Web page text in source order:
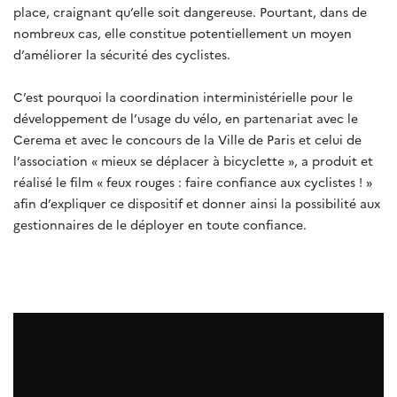
place, craignant qu’elle soit dangereuse. Pourtant, dans de
nombreux cas, elle constitue potentiellement un moyen
d’améliorer la sécurité des cyclistes.
C’est pourquoi la coordination interministérielle pour le
développement de l’usage du vélo, en partenariat avec le
Cerema et avec le concours de la Ville de Paris et celui de
l’association « mieux se déplacer à bicyclette », a produit et
réalisé le film « feux rouges : faire confiance aux cyclistes ! »
afin d’expliquer ce dispositif et donner ainsi la possibilité aux
gestionnaires de le déployer en toute confiance.